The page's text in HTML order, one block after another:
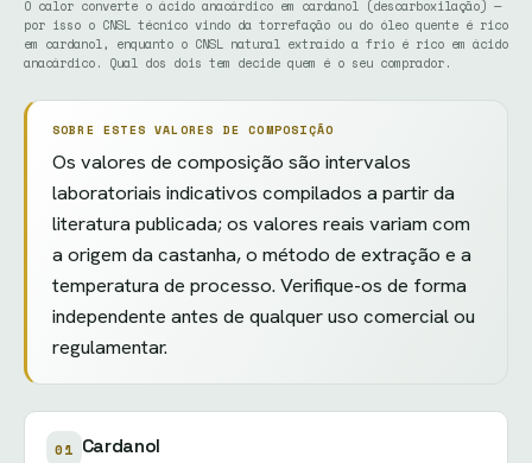
O calor converte o ácido anacárdico em cardanol (descarboxilação) —
por isso o CNSL técnico vindo da torrefação ou do óleo quente é rico
em cardanol, enquanto o CNSL natural extraído a frio é rico em ácido
anacárdico. Qual dos dois tem decide quem é o seu comprador.
SOBRE ESTES VALORES DE COMPOSIÇÃO
Os valores de composição são intervalos
laboratoriais indicativos compilados a partir da
literatura publicada; os valores reais variam com
a origem da castanha, o método de extração e a
temperatura de processo. Verifique-os de forma
independente antes de qualquer uso comercial ou
regulamentar.
01 Cardanol